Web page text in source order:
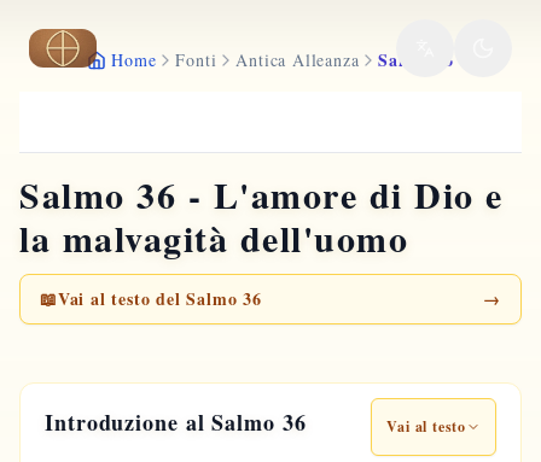
Vai al contenuto principale
Home Fonti Antica Alleanza Salmo 36
Salmo 36 - L'amore di Dio e
la malvagità dell'uomo
📖Vai al testo del Salmo 36 →
Introduzione al Salmo 36 Vai al testo